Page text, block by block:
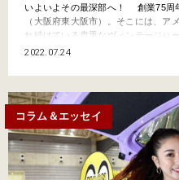
いよいよその最深部へ！ 創業75周
（大阪府東大阪市）。そこには、ア
れ続けている貴重なヴィンテージハ
アムのようと前回ココでレポートさ
いきます。 所狭しと、ファン垂
2022.07.24
コラム＆エッセイ